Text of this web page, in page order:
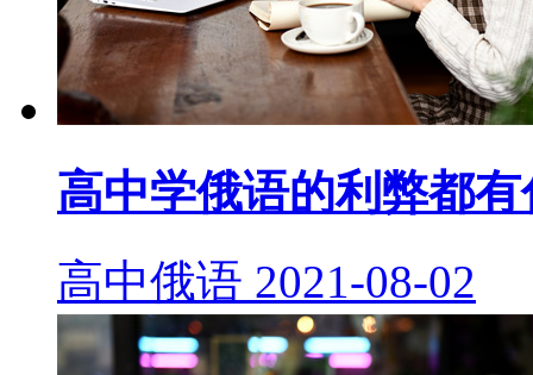
高中学俄语的利弊都有
高中俄语 2021-08-02